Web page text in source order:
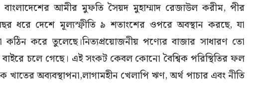
আমীর মুফতি সৈয়দ মুহাম্মাদ রেজাউল করীম, পীর
ধরে দেশে মূল্যস্ফীতি ৯ শতাংশের ওপরে অবস্থান করছে, যা
কঠিন করে তুলেছে।নিত্যপ্রয়োজনীয় পণ্যের বাজার সাধারণ তো
বাইরে চলে গেছে। এই সংকট কেবল কোনো বৈশ্বিক পরিস্থিতির ফল
অব্যবস্থাপনা,লাগামহীন খেলাপি ঋণ, অর্থ পাচার এবং নীতি